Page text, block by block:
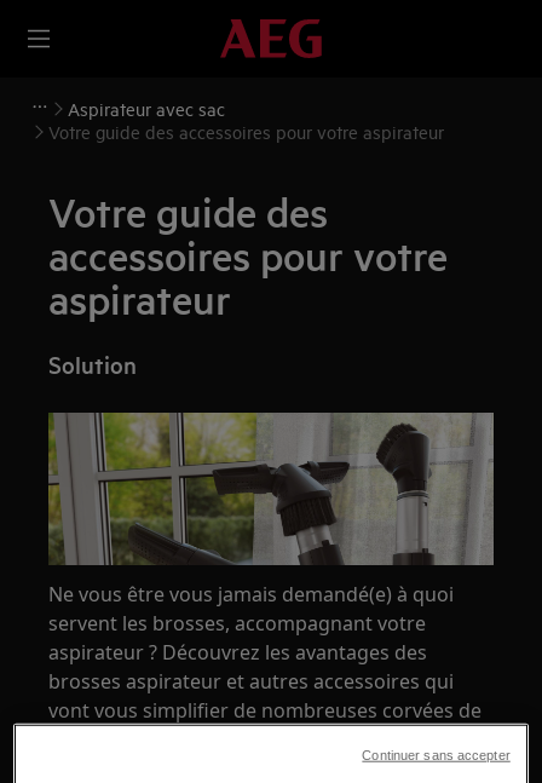
Aspirateur avec sac
Votre guide des accessoires pour votre aspirateur
Votre guide des
accessoires pour votre
aspirateur
Solution
Ne vous être vous jamais demandé(e) à quoi
servent les brosses, accompagnant votre
aspirateur ? Découvrez les avantages des
brosses aspirateur et autres accessoires qui
vont vous simplifier de nombreuses corvées de
Continuer sans accepter